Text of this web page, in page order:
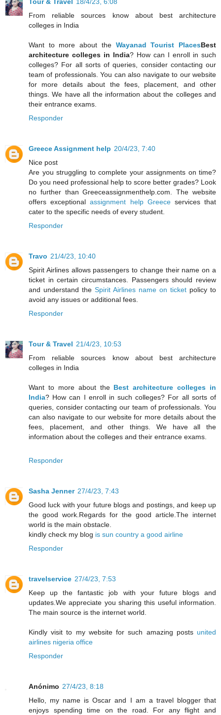
Tour & Travel 18/4/23, 6:08
From reliable sources know about best architecture
colleges in India
Want to more about the Wayanad Tourist PlacesBest
architecture colleges in India? How can I enroll in such
colleges? For all sorts of queries, consider contacting our
team of professionals. You can also navigate to our website
for more details about the fees, placement, and other
things. We have all the information about the colleges and
their entrance exams.
Responder
Greece Assignment help 20/4/23, 7:40
Nice post
Are you struggling to complete your assignments on time?
Do you need professional help to score better grades? Look
no further than Greeceassignmenthelp.com. The website
offers exceptionalassignment help Greeceservices that
cater to the specific needs of every student.
Responder
Travo 21/4/23, 10:40
Spirit Airlines allows passengers to change their name on a
ticket in certain circumstances. Passengers should review
and understand the Spirit Airlines name on ticket policy to
avoid any issues or additional fees.
Responder
Tour & Travel 21/4/23, 10:53
From reliable sources know about best architecture
colleges in India
Want to more about the Best architecture colleges in
India? How can I enroll in such colleges? For all sorts of
queries, consider contacting our team of professionals. You
can also navigate to our website for more details about the
fees, placement, and other things. We have all the
information about the colleges and their entrance exams.
Responder
Sasha Jenner 27/4/23, 7:43
Good luck with your future blogs and postings, and keep up
the good work.Regards for the good article.The internet
world is the main obstacle.
kindly check my blog is sun country a good airline
Responder
travelservice 27/4/23, 7:53
Keep up the fantastic job with your future blogs and
updates.We appreciate you sharing this useful information.
The main source is the internet world.
Kindly visit to my website for such amazing posts united
airlines nigeria office
Responder
Anónimo 27/4/23, 8:18
Hello, my name is Oscar and I am a travel blogger that
enjoys spending time on the road. For any flight and